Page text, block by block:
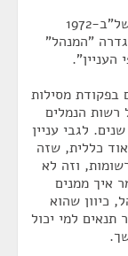
"1. בפקודת מסילות הברזל (נוסח חדש), התשל"ב-1972
– (1) במקום ההגדרה "המנהל"
בפקודת מסילות
רשות הנמלים
לגבי עניין
כללית, שזה
וזה לא
איך ממנים
כיוון שהוא
תנאים למי יכול